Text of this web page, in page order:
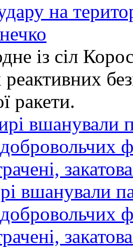
на
із сіл
реактивних
ракети.
вшанували